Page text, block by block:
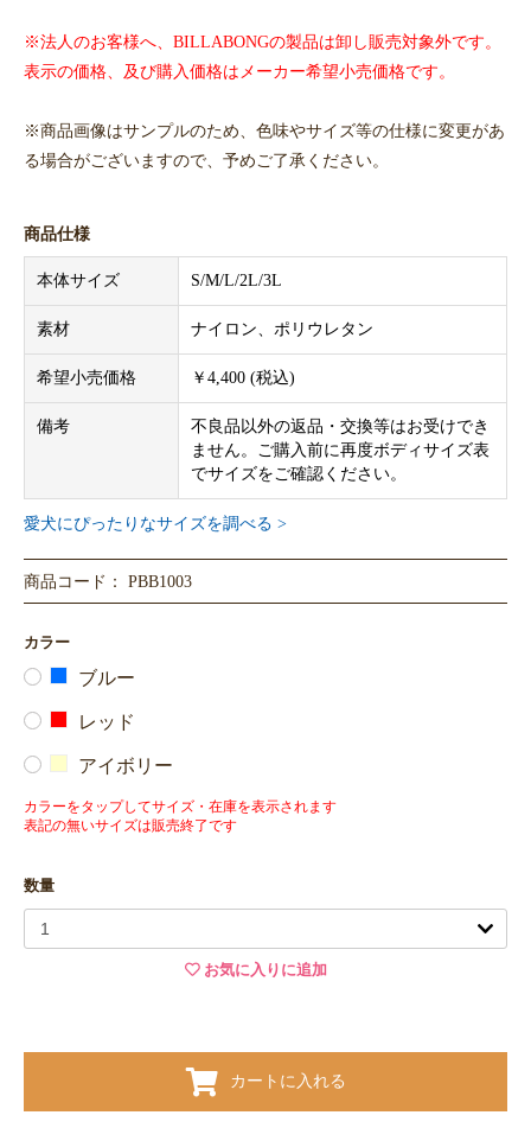
※法人のお客様へ、BILLABONGの製品は卸し販売対象外です。
表示の価格、及び購入価格はメーカー希望小売価格です。
※商品画像はサンプルのため、色味やサイズ等の仕様に変更があ
る場合がございますので、予めご了承ください。
商品仕様
本体サイズ S/M/L/2L/3L
素材 ナイロン、ポリウレタン
希望小売価格 ￥4,400 (税込)
備考
不良品以外の返品・交換等はお受けでき
ません。ご購入前に再度ボディサイズ表
でサイズをご確認ください。
愛犬にぴったりなサイズを調べる >
商品コード： PBB1003
カラー
ブルー
レッド
アイボリー
カラーをタップしてサイズ・在庫を表示されます
表記の無いサイズは販売終了です
数量
お気に入りに追加
カートに入れる